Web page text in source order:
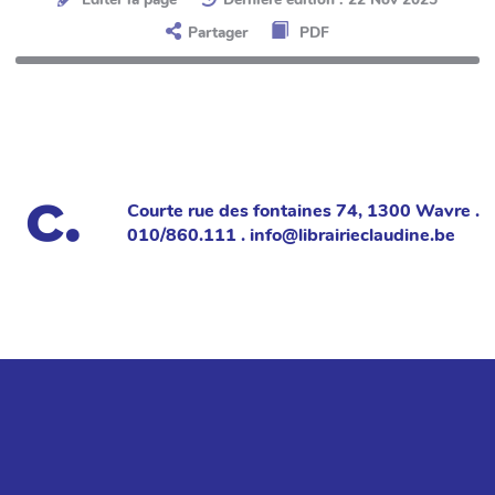
Partager
PDF
Courte rue des fontaines 74, 1300 Wavre .
010/860.111 . info@librairieclaudine.be